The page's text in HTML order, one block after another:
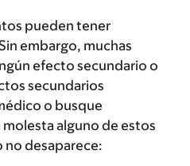
pueden tener
embargo, muchas
efecto secundario o
secundarios
o busque
molesta alguno de estos
no desaparece: